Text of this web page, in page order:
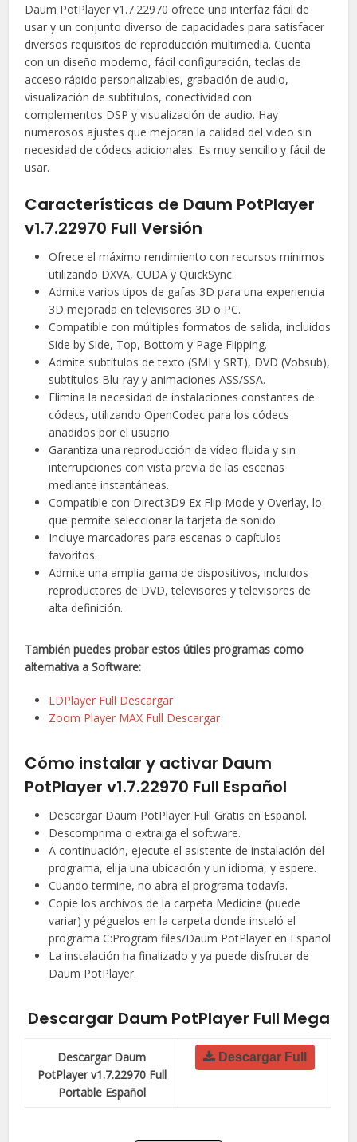
Daum PotPlayer v1.7.22970 ofrece una interfaz fácil de
usar y un conjunto diverso de capacidades para satisfacer
diversos requisitos de reproducción multimedia. Cuenta
con un diseño moderno, fácil configuración, teclas de
acceso rápido personalizables, grabación de audio,
visualización de subtítulos, conectividad con
complementos DSP y visualización de audio. Hay
numerosos ajustes que mejoran la calidad del vídeo sin
necesidad de códecs adicionales. Es muy sencillo y fácil de
usar.
Características de Daum PotPlayer
v1.7.22970 Full Versión
Ofrece el máximo rendimiento con recursos mínimos
utilizando DXVA, CUDA y QuickSync.
Admite varios tipos de gafas 3D para una experiencia
3D mejorada en televisores 3D o PC.
Compatible con múltiples formatos de salida, incluidos
Side by Side, Top, Bottom y Page Flipping.
Admite subtítulos de texto (SMI y SRT), DVD (Vobsub),
subtítulos Blu-ray y animaciones ASS/SSA.
Elimina la necesidad de instalaciones constantes de
códecs, utilizando OpenCodec para los códecs
añadidos por el usuario.
Garantiza una reproducción de vídeo fluida y sin
interrupciones con vista previa de las escenas
mediante instantáneas.
Compatible con Direct3D9 Ex Flip Mode y Overlay, lo
que permite seleccionar la tarjeta de sonido.
Incluye marcadores para escenas o capítulos
favoritos.
Admite una amplia gama de dispositivos, incluidos
reproductores de DVD, televisores y televisores de
alta definición.
También puedes probar estos útiles programas como
alternativa a Software:
LDPlayer Full Descargar
Zoom Player MAX Full Descargar
Cómo instalar y activar Daum
PotPlayer v1.7.22970 Full Español
Descargar Daum PotPlayer Full Gratis en Español.
Descomprima o extraiga el software.
A continuación, ejecute el asistente de instalación del
programa, elija una ubicación y un idioma, y espere.
Cuando termine, no abra el programa todavía.
Copie los archivos de la carpeta Medicine (puede
variar) y péguelos en la carpeta donde instaló el
programa C:Program files/Daum PotPlayer en Español
La instalación ha finalizado y ya puede disfrutar de
Daum PotPlayer.
Descargar Daum PotPlayer Full Mega
Descargar Daum
PotPlayer v1.7.22970 Full
Portable Español
Descargar Full